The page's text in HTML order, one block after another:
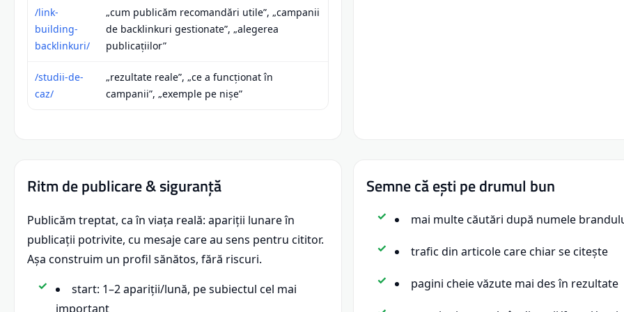
/link-
building-
backlinkuri/
„cum publicăm recomandări utile”, „campanii
de backlinkuri gestionate”, „alegerea
publicațiilor”
/studii-de-
caz/
„rezultate reale”, „ce a funcționat în
campanii”, „exemple pe nișe”
Ritm de publicare & siguranță
Publicăm treptat, ca în viața reală: apariții lunare în
publicații potrivite, cu mesaje care au sens pentru cititor.
Așa construim un profil sănătos, fără riscuri.
start: 1–2 apariții/lună, pe subiectul cel mai
important
Semne că ești pe drumul bun
mai multe căutări după numele
trafic din articole care chiar se citește
pagini cheie văzute mai des în rezultate